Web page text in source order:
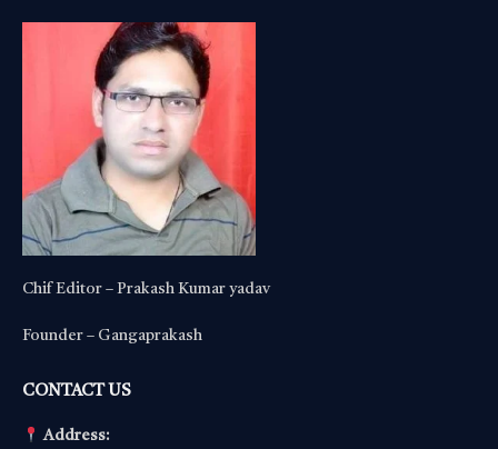
Chif Editor – Prakash Kumar yadav
Founder – Gangaprakash
CONTACT US
Address: